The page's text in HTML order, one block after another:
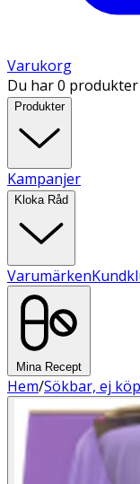
Varukorg
Du har 0
Produkter
Kampanjer
Kloka Råd
Varumärken
Mina Recept
Hem/Sökbar, ej